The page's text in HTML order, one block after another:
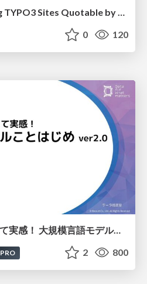
0 120
つくって納得、つかって実感！ 大規模言語モデルことはじめ ver2.0
PRO 2 800